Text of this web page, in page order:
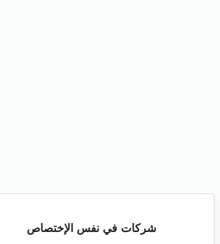
شركات في نفس الإختصاص